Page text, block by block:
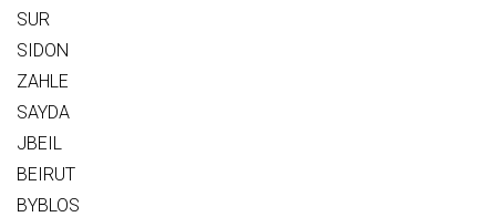
SUR
SIDON
ZAHLE
SAYDA
JBEIL
BEIRUT
BYBLOS